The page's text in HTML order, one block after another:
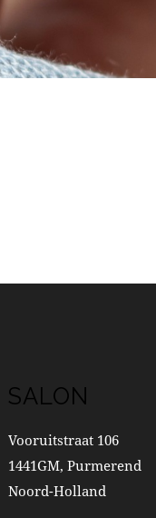
SALON
Vooruitstraat 106
1441GM, Purmerend
Noord-Holland